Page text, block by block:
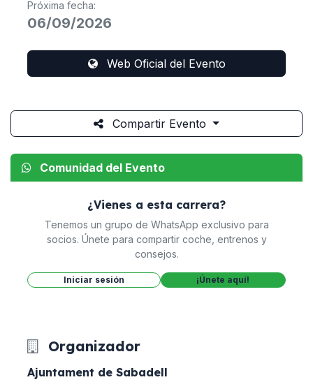
Próxima fecha:
06/09/2026
Web Oficial del Evento
Compartir Evento
Comunidad del Evento
¿Vienes a esta carrera?
Tenemos un grupo de WhatsApp exclusivo para
socios. Únete para compartir coche, entrenos y
consejos.
Iniciar sesión ¡Únete aquí!
Organizador
Ajuntament de Sabadell